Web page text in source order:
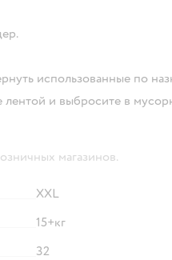
использованные по
лентой и выбросите в
магазинов.
XXL
15+кг
32